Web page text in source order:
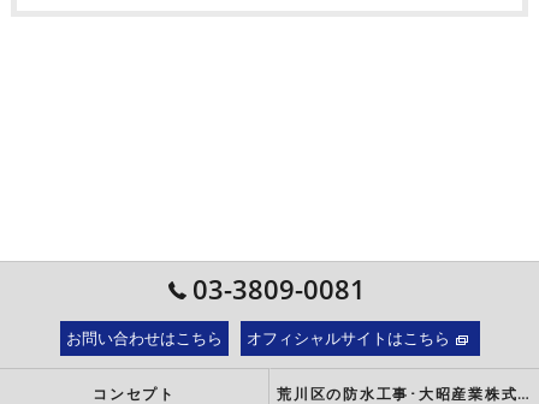
03-3809-0081
お問い合わせはこちら オフィシャルサイトはこちら
コンセプト 荒川区の防水工事･大昭産業株式会社の口コミ情報